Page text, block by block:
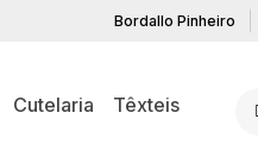
Bordallo Pinheiro
Cutelaria Têxteis